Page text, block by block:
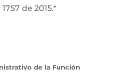
de 2015.*
de la Función